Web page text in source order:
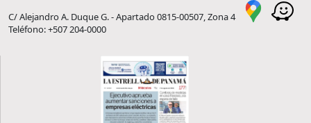
C/ Alejandro A. Duque G. - Apartado 0815-00507, Zona 4
Teléfono: +507 204-0000